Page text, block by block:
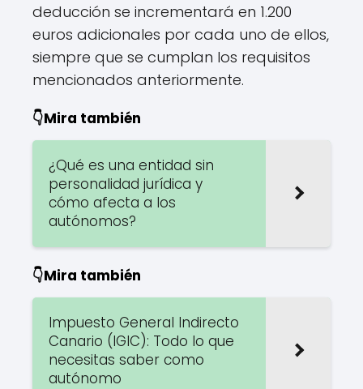
deducción se incrementará en 1.200
euros adicionales por cada uno de ellos,
siempre que se cumplan los requisitos
mencionados anteriormente.
👇Mira también
¿Qué es una entidad sin
personalidad jurídica y
cómo afecta a los
autónomos?
👇Mira también
Impuesto General Indirecto
Canario (IGIC): Todo lo que
necesitas saber como
autónomo